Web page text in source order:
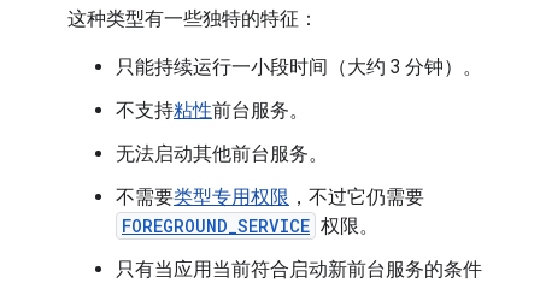
这种类型有一些独特的特征：
只能持续运行一小段时间（大约 3 分钟）。
不支持粘性前台服务。
无法启动其他前台服务。
不需要类型专用权限 ，不过它仍需要
FOREGROUND_SERVICE 权限。
只有当应用当前符合启动新前台服务的条件